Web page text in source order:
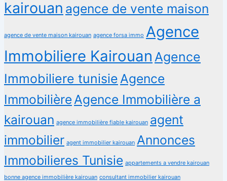
kairouan agence de vente maison
agence de vente maison kairouan agence forsa immo Agence
Immobiliere Kairouan Agence
Immobiliere tunisie Agence
Immobilière Agence Immobilière a
kairouan agence immobilière fiable kairouan agent
immobilier agent immobilier kairouan Annonces
Immobilieres Tunisie appartements a vendre kairouan
bonne agence immobilière kairouan consultant immobilier kairouan